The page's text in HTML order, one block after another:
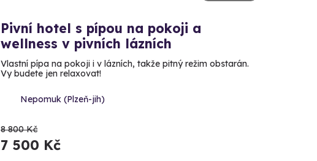
Pivní hotel s pípou na pokoji a
wellness v pivních lázních
Vlastní pípa na pokoji i v lázních, takže pitný režim obstarán.
Vy budete jen relaxovat!
Nepomuk (Plzeň-jih)
8 800 Kč
7 500 Kč